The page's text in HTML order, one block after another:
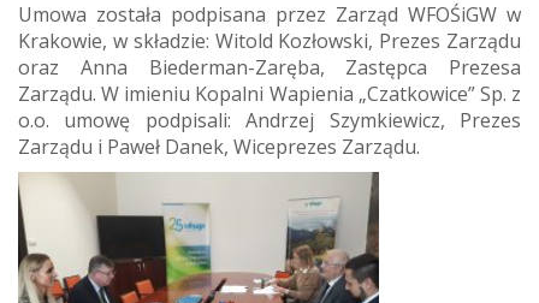
Umowa została podpisana przez Zarząd WFOŚiGW w
Krakowie, w składzie: Witold Kozłowski, Prezes Zarządu
oraz Anna Biederman-Zaręba, Zastępca Prezesa
Zarządu. W imieniu Kopalni Wapienia „Czatkowice” Sp. z
o.o. umowę podpisali: Andrzej Szymkiewicz, Prezes
Zarządu i Paweł Danek, Wiceprezes Zarządu.